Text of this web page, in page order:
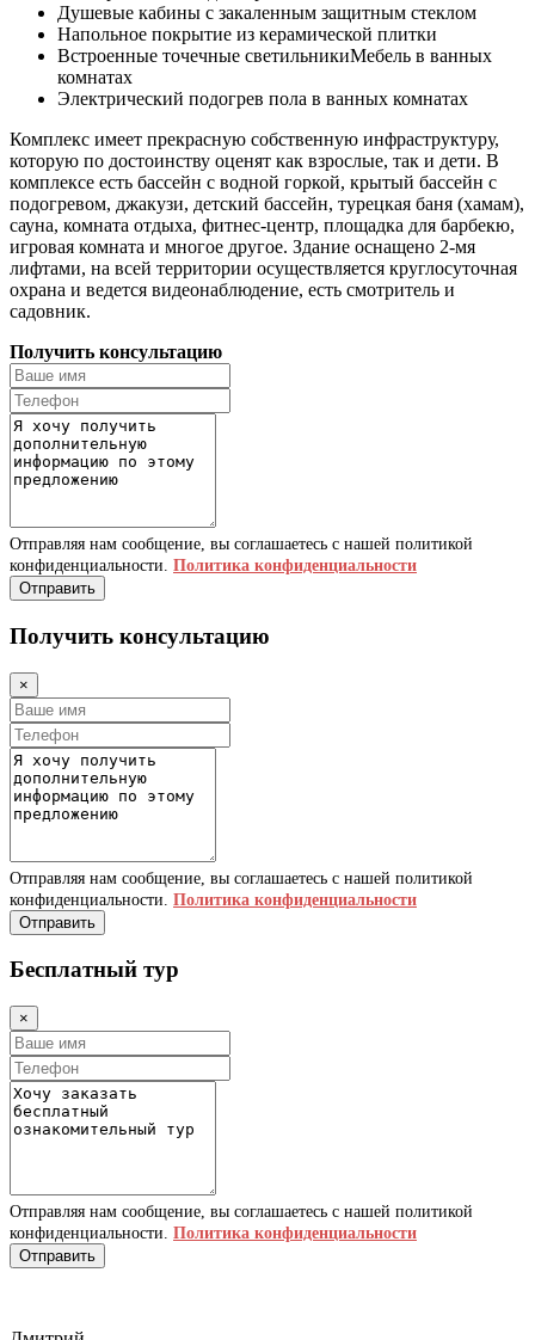
Душевые кабины с закаленным защитным стеклом
Напольное покрытие из керамической плитки
Встроенные точечные светильникиМебель в ванных
комнатах
Электрический подогрев пола в ванных комнатах
Комплекс имеет прекрасную собственную инфраструктуру,
которую по достоинству оценят как взрослые, так и дети. В
комплексе есть бассейн с водной горкой, крытый бассейн с
подогревом, джакузи, детский бассейн, турецкая баня (хамам),
сауна, комната отдыха, фитнес-центр, площадка для барбекю,
игровая комната и многое другое. Здание оснащено 2-мя
лифтами, на всей территории осуществляется круглосуточная
охрана и ведется видеонаблюдение, есть смотритель и
садовник.
Получить консультацию
Отправляя нам сообщение, вы соглашаетесь с нашей политикой
конфиденциальности. Политика конфиденциальности
Отправить
Получить консультацию
×
Отправляя нам сообщение, вы соглашаетесь с нашей политикой
конфиденциальности. Политика конфиденциальности
Отправить
Бесплатный тур
×
Отправляя нам сообщение, вы соглашаетесь с нашей политикой
конфиденциальности. Политика конфиденциальности
Отправить